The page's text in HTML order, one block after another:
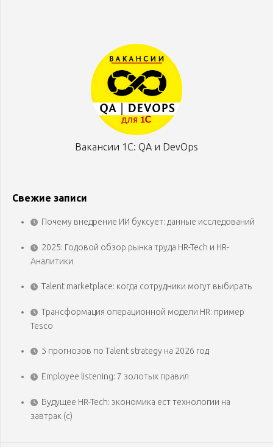
Вакансии 1С: QA и DevOps
Свежие записи
Почему внедрение ИИ буксует: данные исследований
2025: Годовой обзор рынка труда HR-Tech и HR-
Аналитики
Talent marketplace: когда сотрудники могут выбирать
Трансформация операционной модели HR: пример
Tesco
5 прогнозов по Talent strategy на 2026 год
Employee listening: 7 золотых правил
Будущее HR-Tech: экономика ест технологии на
завтрак (с)